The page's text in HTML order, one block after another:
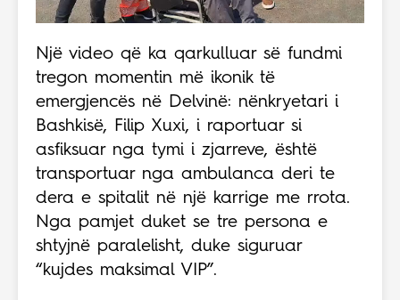
Një video që ka qarkulluar së fundmi
tregon momentin më ikonik të
emergjencës në Delvinë: nënkryetari i
Bashkisë, Filip Xuxi, i raportuar si
asfiksuar nga tymi i zjarreve, është
transportuar nga ambulanca deri te
dera e spitalit në një karrige me rrota.
Nga pamjet duket se tre persona e
shtyjnë paralelisht, duke siguruar
“kujdes maksimal VIP”.